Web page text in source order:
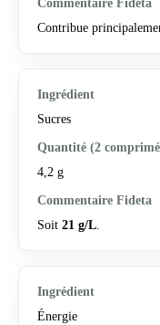
Contribue
Sucres
4,2 g
Soit 21 g/L
Énergie